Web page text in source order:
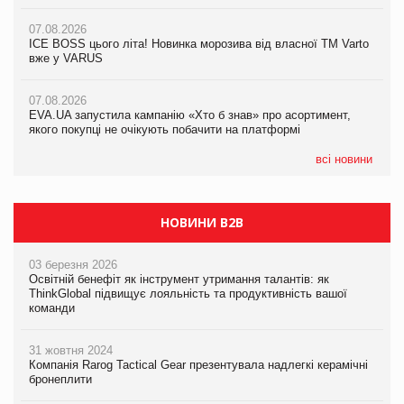
07.08.2026
ICE BOSS цього літа! Новинка морозива від власної ТМ Varto
вже у VARUS
07.08.2026
EVA.UA запустила кампанію «Хто б знав» про асортимент,
якого покупці не очікують побачити на платформі
всі новини
06.08.2026
Смачна новинка для хвостатих: у VARUS з’явилися паучі
05.08.2026
Мережа супермаркетів VARUS купує мережу магазинів
Продажі Hugo Boss впали на 9%
НОВИНИ B2B
03 березня 2026
Освітній бенефіт як інструмент утримання талантів: як
ThinkGlobal підвищує лояльність та продуктивність вашої
команди
31 жовтня 2024
Компанія Rarog Tactical Gear презентувала надлегкі керамічні
бронеплити